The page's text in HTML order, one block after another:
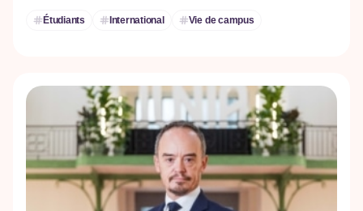
Étudiants International Vie de campus